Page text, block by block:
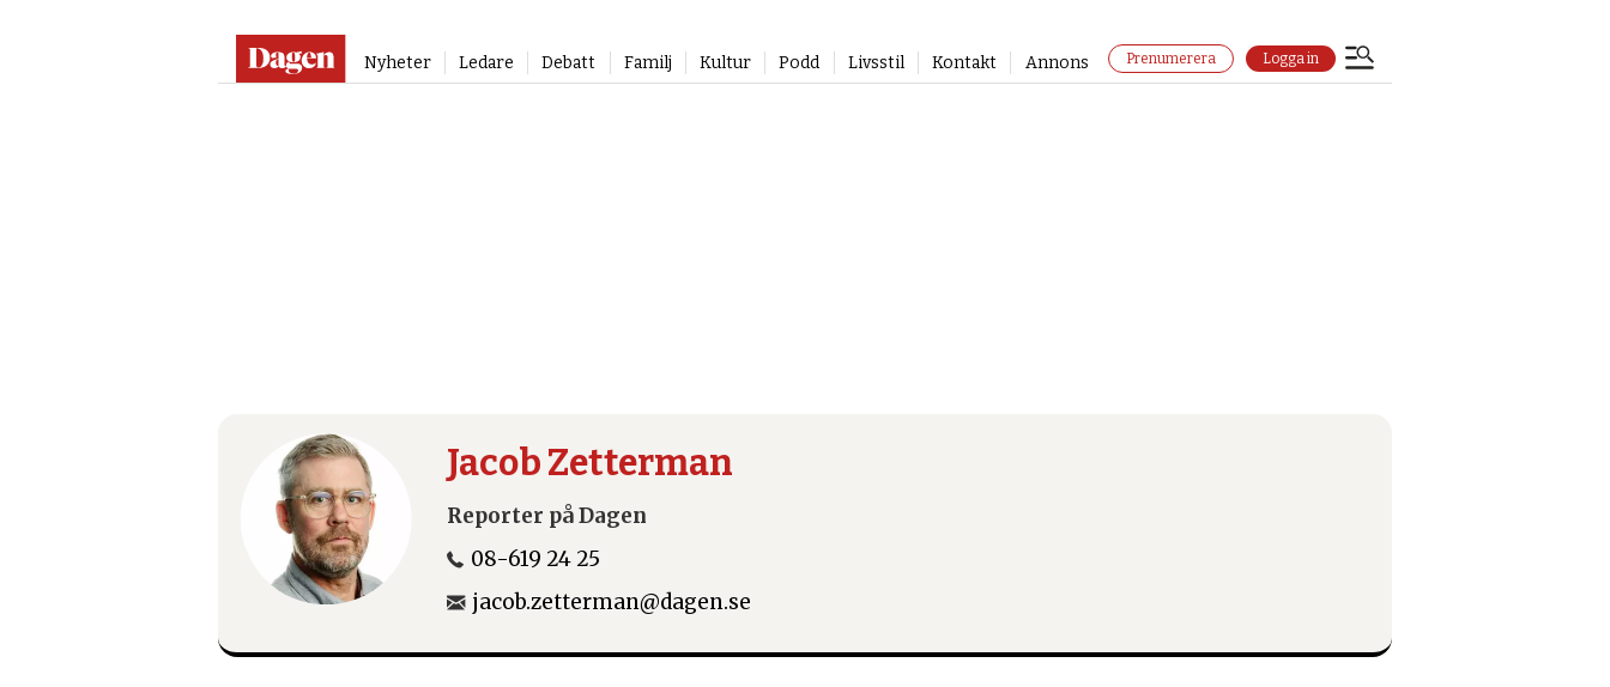
Nyheter Ledare Debatt Familj Kultur Podd Livsstil Kontakt Annons Prenumerera Logga in
Jacob Zetterman
Reporter på Dagen
08-619 24 25
jacob.zetterman@dagen.se